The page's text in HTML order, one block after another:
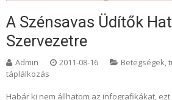
A Szénsavas Üdítők
Szervezetre
Admin 2011-08-16 Betegségek,
táplálkozás
Habár ki nem állhatom az infografikákat,